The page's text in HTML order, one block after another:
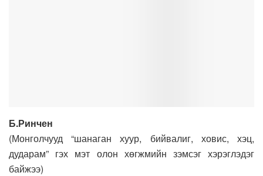
Б.Ринчен
(Монголчууд “шанаган хуур, бийвалиг, ховис, хэц,
дударам” гэх мэт олон хөгжмийн зэмсэг хэрэглэдэг
байжээ)